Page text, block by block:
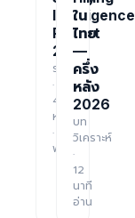
Intelligence
Report
2026
รายงาน
·
48
หน้า
·
ฟรี
ใน
ไทย
—
ครึ่ง
หลัง
2026
บท
วิเคราะห์
·
12
นาที
อ่าน